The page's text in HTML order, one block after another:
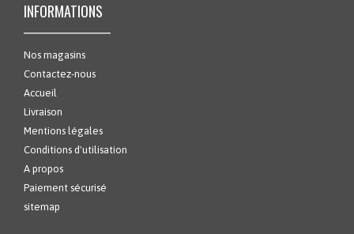
INFORMATIONS
Nos magasins
Contactez-nous
Accueil
Livraison
Mentions légales
Conditions d'utilisation
A propos
Paiement sécurisé
sitemap